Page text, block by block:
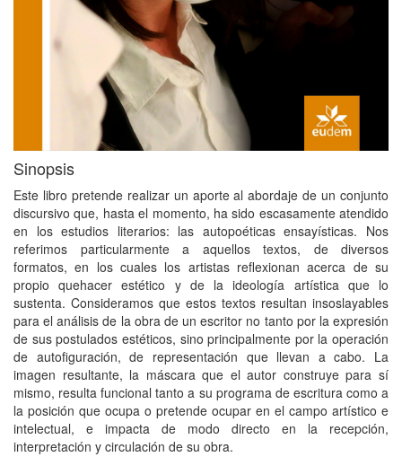
Sinopsis
Este libro pretende realizar un aporte al abordaje de un conjunto
discursivo que, hasta el momento, ha sido escasamente atendido
en los estudios literarios: las autopoéticas ensayísticas. Nos
referimos particularmente a aquellos textos, de diversos
formatos, en los cuales los artistas reflexionan acerca de su
propio quehacer estético y de la ideología artística que lo
sustenta. Consideramos que estos textos resultan insoslayables
para el análisis de la obra de un escritor no tanto por la expresión
de sus postulados estéticos, sino principalmente por la operación
de autofiguración, de representación que llevan a cabo. La
imagen resultante, la máscara que el autor construye para sí
mismo, resulta funcional tanto a su programa de escritura como a
la posición que ocupa o pretende ocupar en el campo artístico e
intelectual, e impacta de modo directo en la recepción,
interpretación y circulación de su obra.